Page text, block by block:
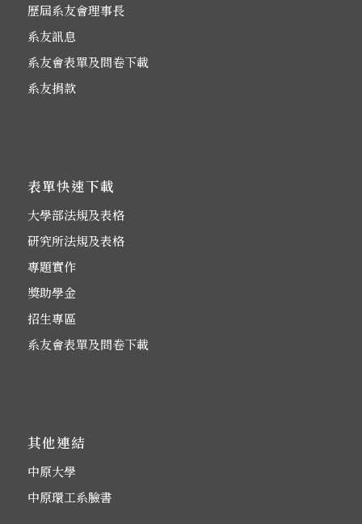
歷屆系友會理事長
系友訊息
系友會表單及問卷下載
系友捐款
表單快速下載
大學部法規及表格
研究所法規及表格
專題實作
獎助學金
招生專區
系友會表單及問卷下載
其他連結
中原大學
中原環工系臉書